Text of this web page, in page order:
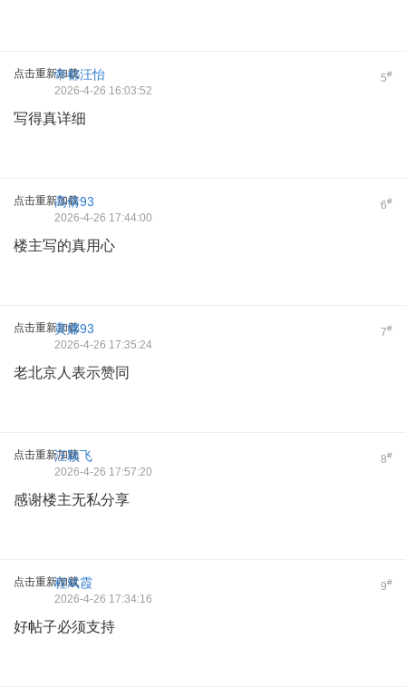
点击重新加载 5#
帝都汪怡
2026-4-26 16:03:52
写得真详细
点击重新加载 6#
高倩93
2026-4-26 17:44:00
楼主写的真用心
点击重新加载 7#
黄娜93
2026-4-26 17:35:24
老北京人表示赞同
点击重新加载 8#
汪颖飞
2026-4-26 17:57:20
感谢楼主无私分享
点击重新加载 9#
程斌霞
2026-4-26 17:34:16
好帖子必须支持